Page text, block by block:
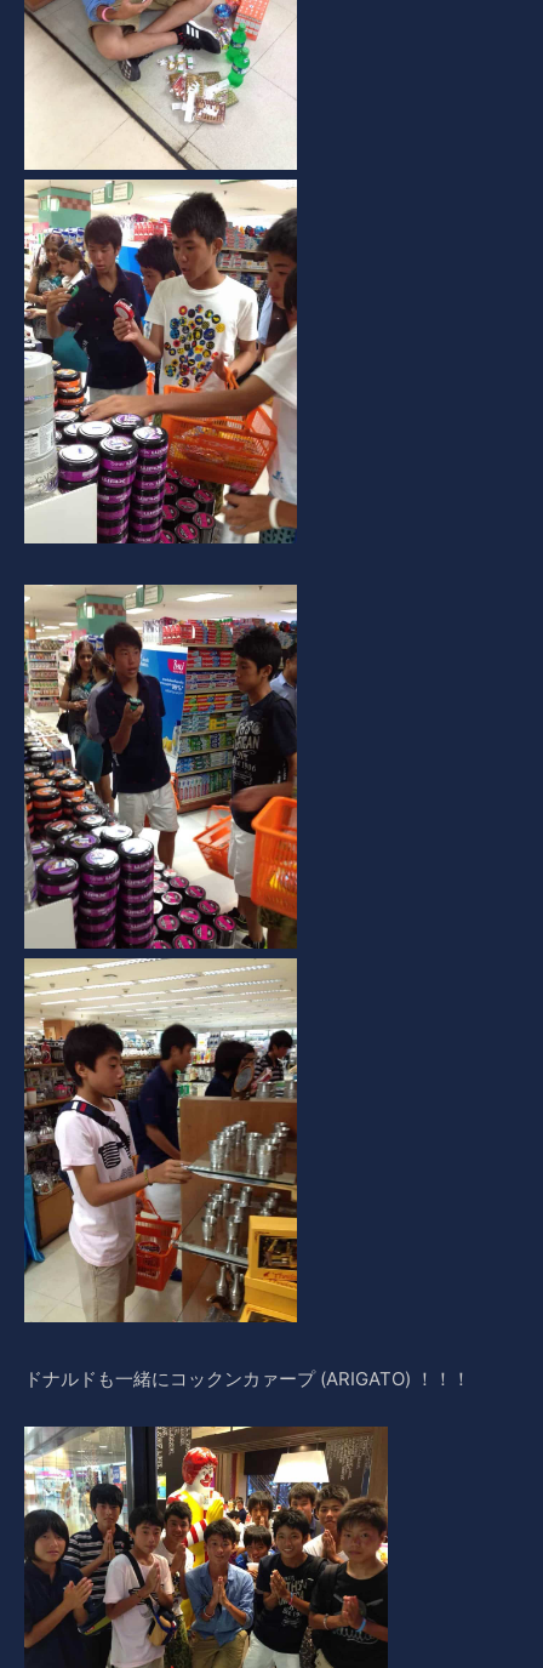
ドナルドも一緒にコックンカァープ (ARIGATO) ！！！